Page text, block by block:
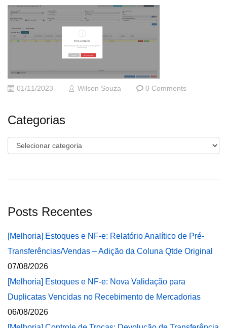
01/11/2023 Wilson Souza 0 Comments
Categorias
Categorias
Posts Recentes
[Melhoria] Estoques e NF-e: Relatório Analítico de Pré-
Transferências/Vendas – Adição da Coluna Qtde Original
07/08/2026
[Melhoria] Estoques e NF-e: Nova Validação para
Duplicatas Vencidas no Recebimento de Mercadorias
06/08/2026